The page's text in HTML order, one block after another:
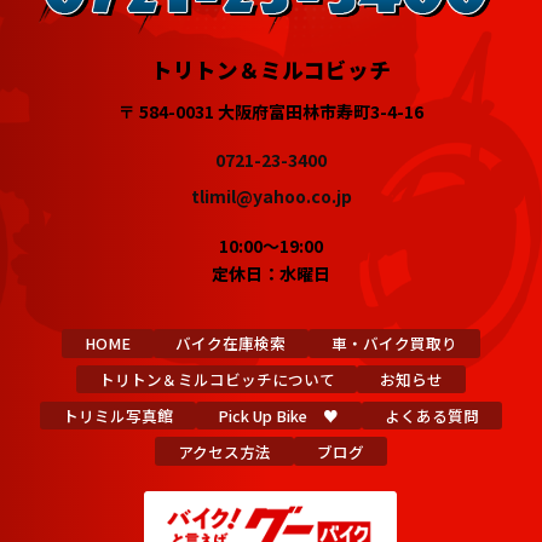
トリトン＆ミルコビッチ
〒 584-0031 大阪府富田林市寿町3-4-16
0721-23-3400
tlimil@yahoo.co.jp
10:00～19:00
定休日：水曜日
HOME バイク在庫検索
車・バイク買取り
トリトン＆ミルコビッチについて
お知らせ
トリミル写真館
Pick Up Bike ♥
よくある質問
アクセス方法
ブログ